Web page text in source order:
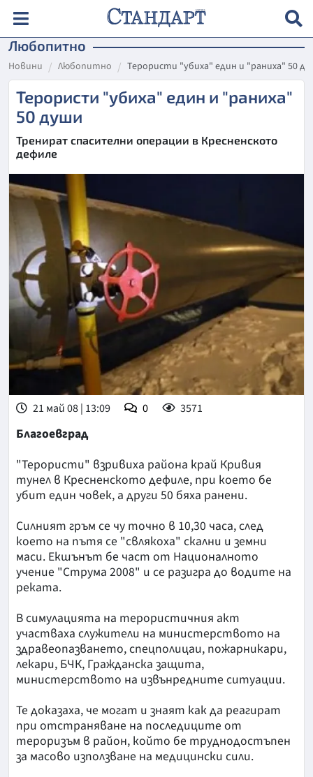
Любопитно
Новини Любопитно Терористи "убиха" един и "раниха" 50
Терористи "убиха" един и "раниха"
50 души
Тренират спасителни операции в Кресненското
дефиле
21 май 08 | 13:09 0 3571
Благоевград
"Терористи" взривиха района край Кривия
тунел в Кресненското дефиле, при което бе
убит един човек, а други 50 бяха ранени.
Силният гръм се чу точно в 10,30 часа, след
което на пътя се "свлякоха" скални и земни
маси. Екшънът бе част от Националното
учение "Струма 2008" и се разигра до водите на
реката.
В симулацията на терористичния акт
участваха служители на министерството на
здравеопазването, спецполицаи, пожарникари,
лекари, БЧК, Гражданска защита,
министерството на извънредните ситуации.
Те доказаха, че могат и знаят как да реагират
при отстраняване на последиците от
тероризъм в район, който бе труднодостъпен
за масово използване на медицински сили.